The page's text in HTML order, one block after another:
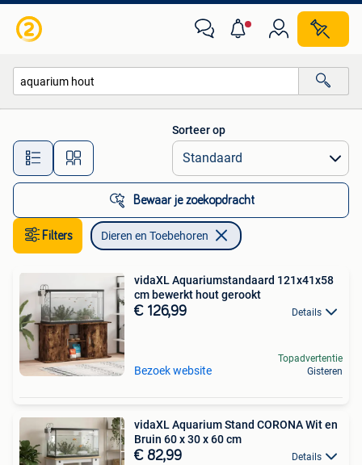
Alle afstanden…
Sorteer op
Bewaar je zoekopdracht
Filters Dieren en Toebehoren
vidaXL Aquariumstandaard 121x41x58
cm bewerkt hout gerookt
€ 126,99 Details
Bezoek website
Topadvertentie
Gisteren
vidaXL Aquarium Stand CORONA Wit en
Bruin 60 x 30 x 60 cm
€ 82,99 Details